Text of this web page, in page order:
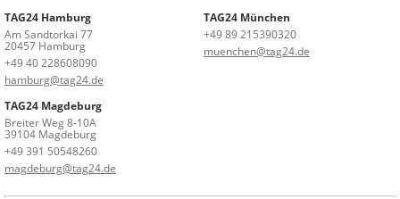
TAG24 Hamburg
Am Sandtorkai 77
20457 Hamburg
+49 40 228608090
hamburg@tag24.de
TAG24 München
+49 89 215390320
muenchen@tag24.de
TAG24 Magdeburg
Breiter Weg 8-10A
39104 Magdeburg
+49 391 50548260
magdeburg@tag24.de